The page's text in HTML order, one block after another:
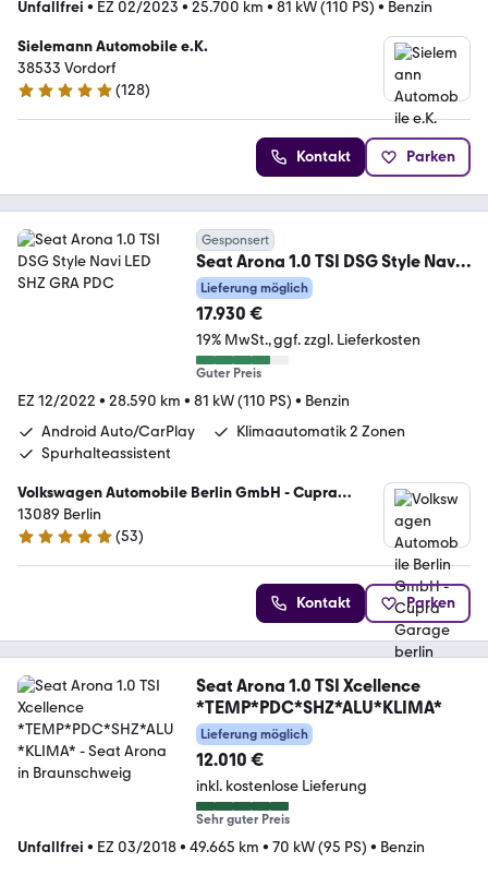
Unfallfrei • EZ 02/2023 • 25.700 km • 81 kW (110 PS) • Benzin
Sielemann Automobile e.K.
38533 Vordorf
4.8 Sterne
(128)
Kontakt Parken
Gesponsert
Seat Arona 1.0 TSI DSG Style Navi
LED SHZ GRA PDC
Lieferung möglich
17.930 €
19% MwSt. ggf. zzgl. Lieferkosten
Guter Preis
EZ 12/2022 • 28.590 km • 81 kW (110 PS) • Benzin
Android Auto/CarPlay
Klimaautomatik 2 Zonen
Spurhalteassistent
Volkswagen Automobile Berlin GmbH - Cupra
Garage berlin
13089 Berlin
4.8 Sterne
(53)
Kontakt Parken
Seat Arona 1.0 TSI Xcellence
*TEMP*PDC*SHZ*ALU*KLIMA*
Lieferung möglich
12.010 €
inkl. kostenlose Lieferung
Sehr guter Preis
Unfallfrei • EZ 03/2018• 49.665 km • 70 kW (95 PS) • Benzin